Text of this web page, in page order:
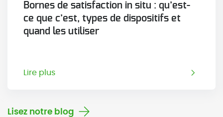
Bornes de satisfaction in situ : qu’est-
ce que c’est, types de dispositifs et
quand les utiliser
Lire plus
Lisez notre blog